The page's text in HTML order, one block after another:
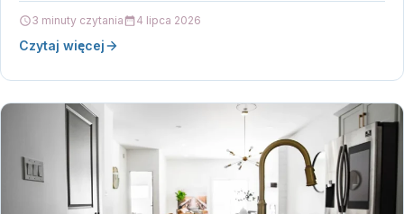
3 minuty czytania 4 lipca 2026
Czytaj więcej